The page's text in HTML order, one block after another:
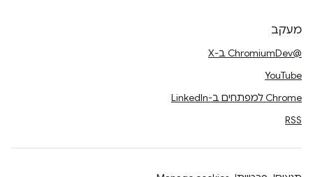
מעקב
@ChromiumDev ב-X
YouTube
Chrome למפתחים ב-LinkedIn
RSS